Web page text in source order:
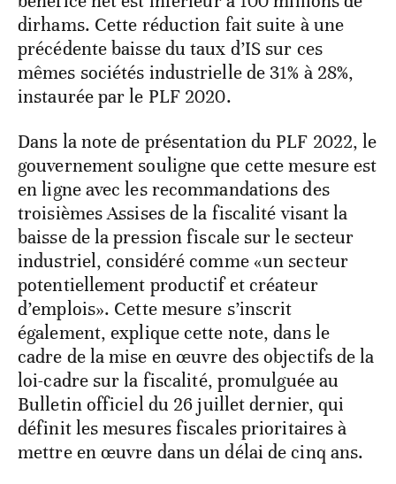
dirhams. Cette réduction fait suite à une
précédente baisse du taux d’IS sur ces
mêmes sociétés industrielle de 31% à 28%,
instaurée par le PLF 2020.
Dans la note de présentation du PLF 2022, le
gouvernement souligne que cette mesure est
en ligne avec les recommandations des
troisièmes Assises de la fiscalité visant la
baisse de la pression fiscale sur le secteur
industriel, considéré comme «un secteur
potentiellement productif et créateur
d’emplois». Cette mesure s’inscrit
également, explique cette note, dans le
cadre de la mise en œuvre des objectifs de la
loi-cadre sur la fiscalité, promulguée au
Bulletin officiel du 26 juillet dernier, qui
définit les mesures fiscales prioritaires à
mettre en œuvre dans un délai de cinq ans.